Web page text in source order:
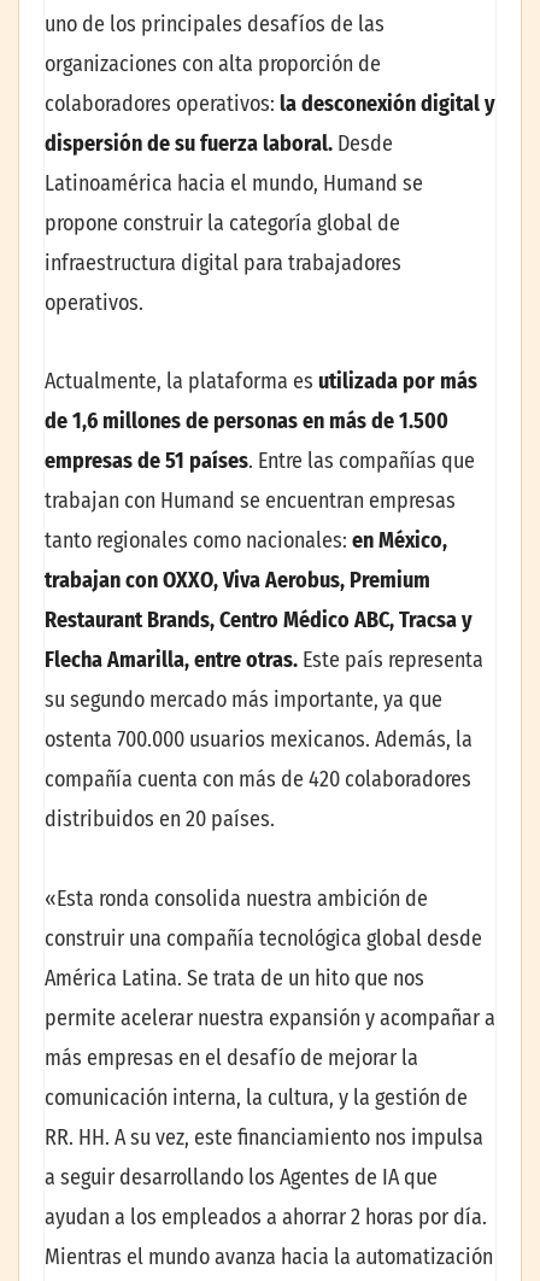
uno de los principales desafíos de las
organizaciones con alta proporción de
colaboradores operativos: la desconexión digital y
dispersión de su fuerza laboral. Desde
Latinoamérica hacia el mundo, Humand se
propone construir la categoría global de
infraestructura digital para trabajadores
operativos.
Actualmente, la plataforma es utilizada por más
de 1,6 millones de personas en más de 1.500
empresas de 51 países. Entre las compañías que
trabajan con Humand se encuentran empresas
tanto regionales como nacionales: en México,
trabajan con OXXO, Viva Aerobus, Premium
Restaurant Brands, Centro Médico ABC, Tracsa y
Flecha Amarilla, entre otras. Este país representa
su segundo mercado más importante, ya que
ostenta 700.000 usuarios mexicanos. Además, la
compañía cuenta con más de 420 colaboradores
distribuidos en 20 países.
«Esta ronda consolida nuestra ambición de
construir una compañía tecnológica global desde
América Latina. Se trata de un hito que nos
permite acelerar nuestra expansión y acompañar a
más empresas en el desafío de mejorar la
comunicación interna, la cultura, y la gestión de
RR. HH. A su vez, este financiamiento nos impulsa
a seguir desarrollando los Agentes de IA que
ayudan a los empleados a ahorrar 2 horas por día.
Mientras el mundo avanza hacia la automatización